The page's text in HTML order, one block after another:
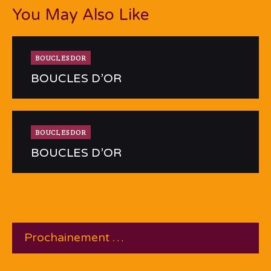
You May Also Like
BOUCLESDOR
BOUCLES D’OR
BOUCLESDOR
BOUCLES D’OR
Prochainement …